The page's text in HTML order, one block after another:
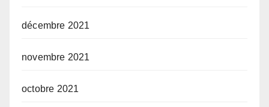
décembre 2021
novembre 2021
octobre 2021